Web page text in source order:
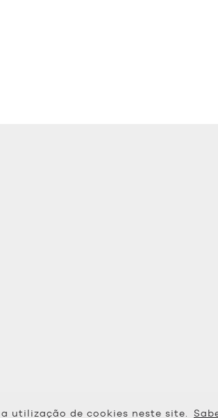
utilização de cookies neste site.